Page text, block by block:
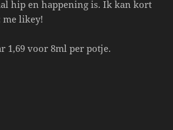
hip en happening is. Ik kan kort
likey!
1,69 voor 8ml per potje.